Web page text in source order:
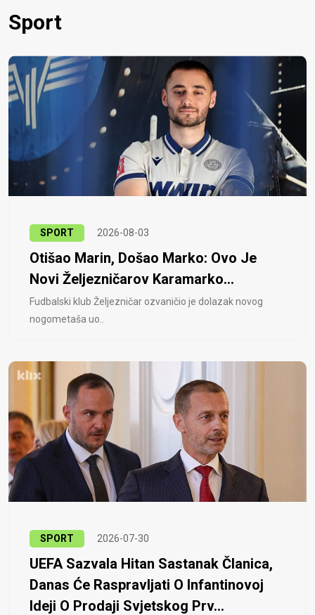
Sport
SPORT 2026-08-03
Otišao Marin, Došao Marko: Ovo Je
Novi Željezničarov Karamarko...
Fudbalski klub Željezničar ozvaničio je dolazak novog
nogometaša uo..
SPORT 2026-07-30
UEFA Sazvala Hitan Sastanak Članica,
Danas Će Raspravljati O Infantinovoj
Ideji O Prodaji Svjetskog Prv...